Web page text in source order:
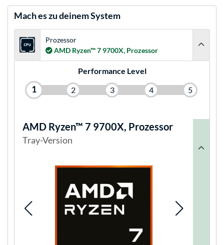
Mach es zu deinem System
Prozessor
AMD Ryzen™ 7 9700X, Prozessor
Performance Level
1 2 3 4 5
AMD Ryzen™ 7 9700X, Prozessor
Tray-Version